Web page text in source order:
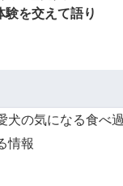
を交えて語り